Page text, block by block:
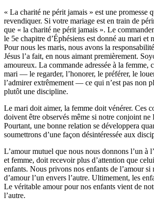
« La charité ne périt jamais » est une promesse
revendiquer. Si votre mariage est en train de
que « la charité ne périt jamais ». Le
le 5e chapitre d’Éphésiens est donné au mari et
Pour nous les maris, nous avons la
Jésus l’a fait, en nous aimant premièrement.
amoureux. La commande adressée à la femme,
mari — le regarder, l’honorer, le préférer, le
l’admirer extrêmement — ce qui n’est pas non
plutôt une discipline.
Le mari doit aimer, la femme doit vénérer. Ces
doivent être observés même si notre conjoint ne
Pourtant, une bonne relation se développera
soumettrons d’une façon désintéressée aux
L’amour mutuel que nous nous donnons l’un à
et femme, doit recevoir plus d’attention que
enfants. Nous privons nos enfants de l’amour si
d’amour l’un envers l’autre. Ultimement, les
Le véritable amour pour nos enfants vient de
l’autre.